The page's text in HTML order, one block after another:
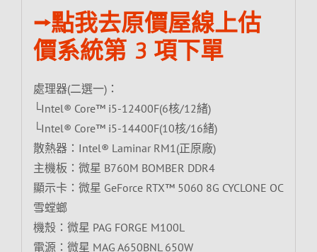
⭢點我去原價屋線上估
價系統第 3 項下單
處理器(二選一)：
└Intel® Core™ i5-12400F(6核/12緒)
└Intel® Core™ i5-14400F(10核/16緒)
散熱器：Intel® Laminar RM1(正原廠)
主機板：微星 B760M BOMBER DDR4
顯示卡：微星 GeForce RTX™ 5060 8G CYCLONE OC
雪螳螂
機殼：微星 PAG FORGE M100L
電源：微星 MAG A650BNL 650W